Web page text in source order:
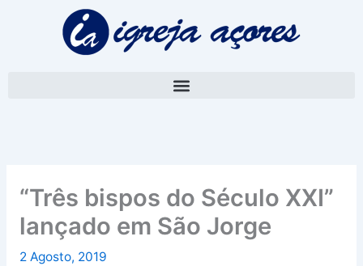
“Três bispos do Século XXI”
lançado em São Jorge
2 Agosto, 2019